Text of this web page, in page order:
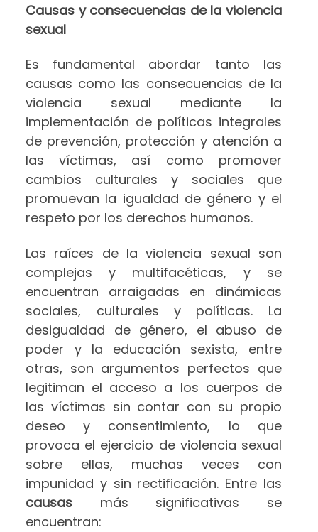
Causas y consecuencias de la violencia
sexual
Es fundamental abordar tanto las
causas como las consecuencias de la
violencia sexual mediante la
implementación de políticas integrales
de prevención, protección y atención a
las víctimas, así como promover
cambios culturales y sociales que
promuevan la igualdad de género y el
respeto por los derechos humanos.
Las raíces de la violencia sexual son
complejas y multifacéticas, y se
encuentran arraigadas en dinámicas
sociales, culturales y políticas. La
desigualdad de género, el abuso de
poder y la educación sexista, entre
otras, son argumentos perfectos que
legitiman el acceso a los cuerpos de
las víctimas sin contar con su propio
deseo y consentimiento, lo que
provoca el ejercicio de violencia sexual
sobre ellas, muchas veces con
impunidad y sin rectificación. Entre las
causas más significativas se
encuentran: